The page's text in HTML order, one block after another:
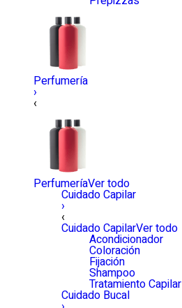
Perfumería
›
‹
PerfumeríaVer todo
Cuidado Capilar
›
‹
Cuidado CapilarVer todo
Acondicionador
Coloración
Fijación
Shampoo
Tratamiento Capilar
Cuidado Bucal